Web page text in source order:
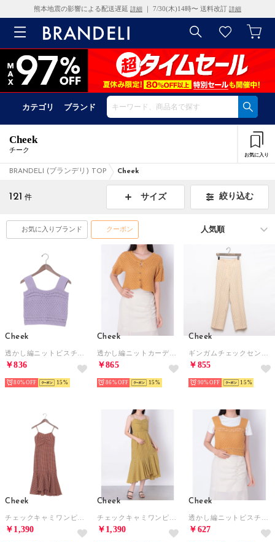
熊本地震の影響による配送遅延 詳細 ｜ 7/30(木)14時〜 送料改訂 詳細
カテゴリ ブランド
Cheek
チーク
お気に入り
BRANDELI (ブランデリ) TOP Cheek
121 件 サイズ 絞り込む
お気に入りブランド クーポン
Cheek
￥836
80% 15
Cheek
￥865
86% 15
Cheek
￥855
90% 15
Cheek
￥1,390
Cheek
￥1,390
Cheek
￥627